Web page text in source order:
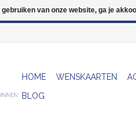
HOME WENSKAARTEN
BLOG
gebruiken van onze website, ga je